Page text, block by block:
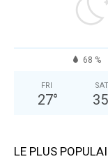
68 %
FRI
27°
SAT
35
LE PLUS